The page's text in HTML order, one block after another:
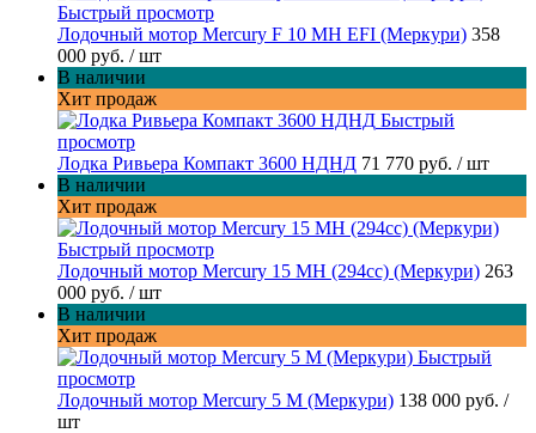
Быстрый просмотр
Лодочный мотор Mercury F 10 MH EFI (Меркури) 358
000 руб. / шт
В наличии
Хит продаж
Быстрый
просмотр
Лодка Ривьера Компакт 3600 НДНД 71 770 руб. / шт
В наличии
Хит продаж
Быстрый просмотр
Лодочный мотор Mercury 15 MH (294cc) (Меркури) 263
000 руб. / шт
В наличии
Хит продаж
Быстрый
просмотр
Лодочный мотор Mercury 5 M (Меркури) 138 000 руб. /
шт